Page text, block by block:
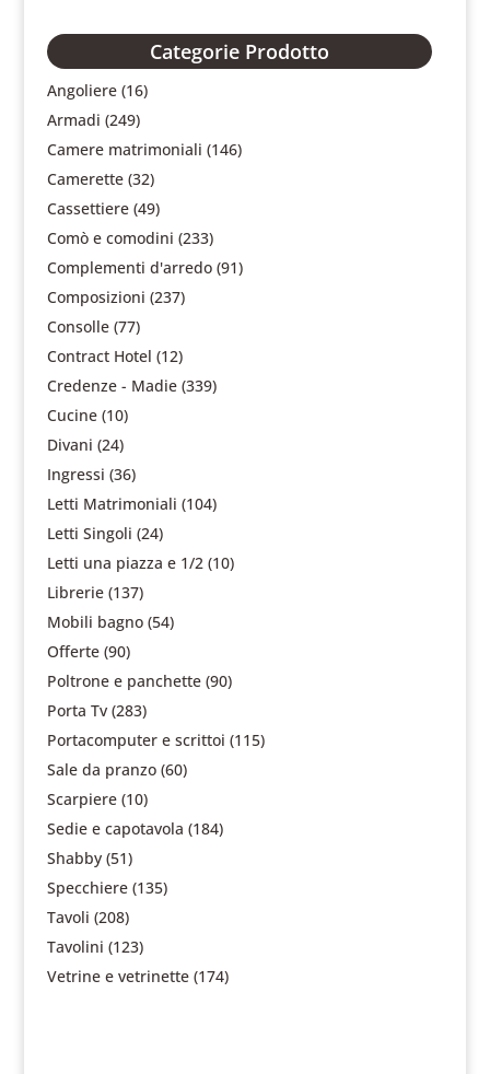
Categorie Prodotto
Angoliere (16)
Armadi (249)
Camere matrimoniali (146)
Camerette (32)
Cassettiere (49)
Comò e comodini (233)
Complementi d'arredo (91)
Composizioni (237)
Consolle (77)
Contract Hotel (12)
Credenze - Madie (339)
Cucine (10)
Divani (24)
Ingressi (36)
Letti Matrimoniali (104)
Letti Singoli (24)
Letti una piazza e 1/2 (10)
Librerie (137)
Mobili bagno (54)
Offerte (90)
Poltrone e panchette (90)
Porta Tv (283)
Portacomputer e scrittoi (115)
Sale da pranzo (60)
Scarpiere (10)
Sedie e capotavola (184)
Shabby (51)
Specchiere (135)
Tavoli (208)
Tavolini (123)
Vetrine e vetrinette (174)